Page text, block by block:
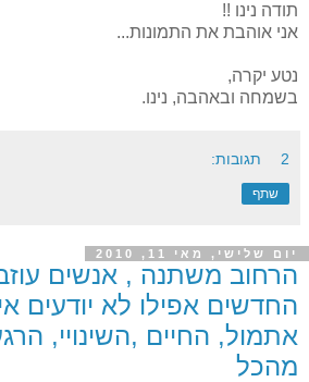
תודה נינו !!
אני אוהבת את התמונות...
נטע יקרה,
בשמחה ובאהבה, נינו.
2 תגובות:
שתף
יום שלישי, מאי 11, 2010
הרחוב משתנה , אנשים
החדשים אפילו לא יודעים
אתמול, החיים ,השינויי,
מהכל